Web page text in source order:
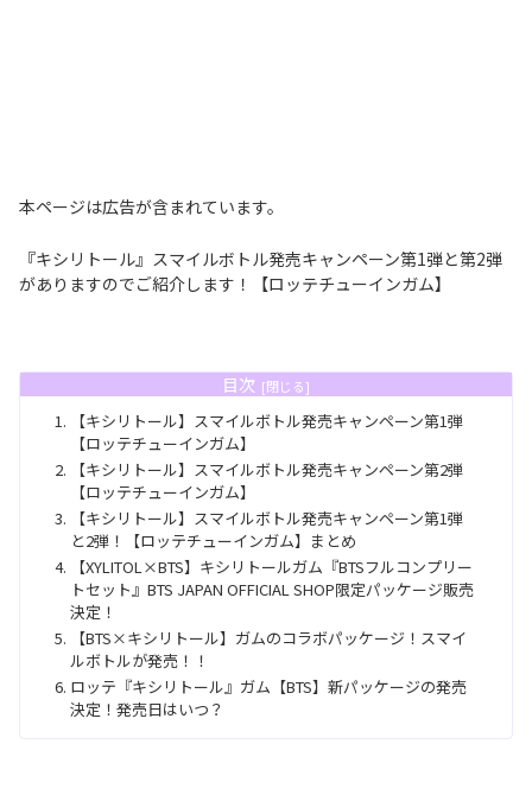
本ページは広告が含まれています。
『キシリトール』スマイルボトル発売キャンペーン第1弾と第2弾
がありますのでご紹介します！【ロッテチューインガム】
目次
【キシリトール】スマイルボトル発売キャンペーン第1弾
【ロッテチューインガム】
【キシリトール】スマイルボトル発売キャンペーン第2弾
【ロッテチューインガム】
【キシリトール】スマイルボトル発売キャンペーン第1弾
と2弾！【ロッテチューインガム】まとめ
【XYLITOL×BTS】キシリトールガム『BTSフルコンプリー
トセット』BTS JAPAN OFFICIAL SHOP限定パッケージ販売
決定！
【BTS×キシリトール】ガムのコラボパッケージ！スマイ
ルボトルが発売！！
ロッテ『キシリトール』ガム【BTS】新パッケージの発売
決定！発売日はいつ？